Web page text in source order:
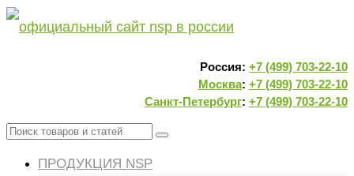
Россия: +7 (499) 703-22-10
Москва: +7 (499) 703-22-10
Санкт-Петербург: +7 (499) 703-22-10
Поиск
ПРОДУКЦИЯ NSP